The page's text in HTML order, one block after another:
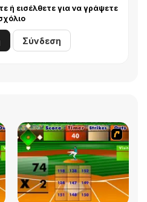
ή εισέλθετε για να γράψετε
Σύνδεση